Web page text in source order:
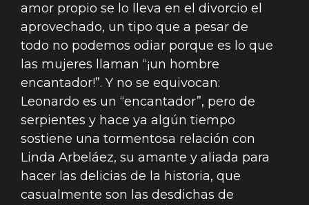
amor propio se lo lleva en el divorcio el
aprovechado, un tipo que a pesar de
todo no podemos odiar porque es lo que
las mujeres llaman “¡un hombre
encantador!”. Y no se equivocan:
Leonardo es un “encantador”, pero de
serpientes y hace ya algún tiempo
sostiene una tormentosa relación con
Linda Arbeláez, su amante y aliada para
hacer las delicias de la historia, que
casualmente son las desdichas de